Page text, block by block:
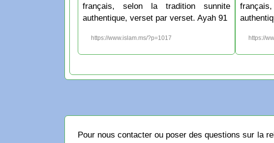
français, selon la tradition sunnite
authentique, verset par verset. Ayah 91
https://www.islam.ms/?p=1017 https://
Pour nous contacter ou poser des questions sur la